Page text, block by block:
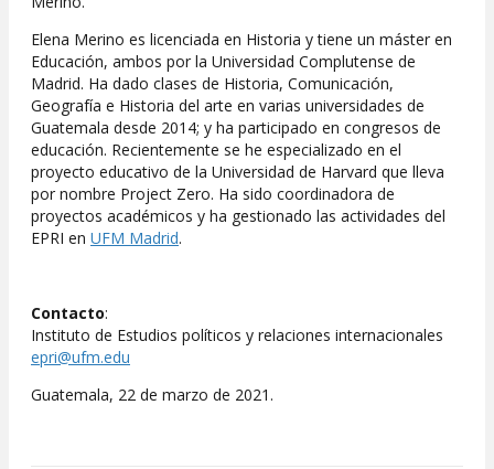
Elena Merino es licenciada en Historia y tiene un máster en
Educación, ambos por la Universidad Complutense de
Madrid. Ha dado clases de Historia, Comunicación,
Geografía e Historia del arte en varias universidades de
Guatemala desde 2014; y ha participado en congresos de
educación. Recientemente se he especializado en el
proyecto educativo de la Universidad de Harvard que lleva
por nombre Project Zero. Ha sido coordinadora de
proyectos académicos y ha gestionado las actividades del
EPRI en UFM Madrid.
Contacto:
Instituto de Estudios políticos y relaciones internacionales
epri@ufm.edu
Guatemala, 22 de marzo de 2021.